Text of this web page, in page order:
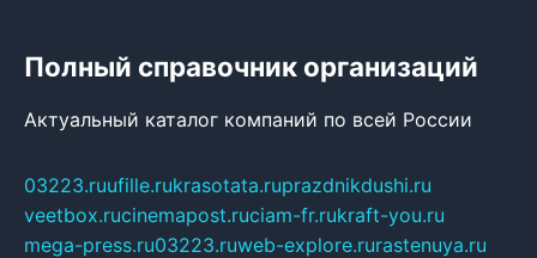
Полный справочник организаций
Актуальный каталог компаний по всей России
03223.ruufille.rukrasotata.ruprazdnikdushi.ru
veetbox.rucinemapost.ruciam-fr.rukraft-you.ru
mega-press.ru03223.ruweb-explore.rurastenuya.ru